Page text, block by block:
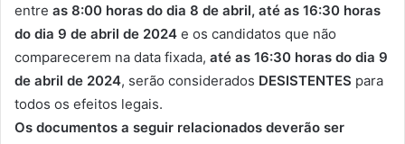
entre as 8:00 horas do dia 8 de abril, até as 16:30 horas
do dia 9 de abril de 2024 e os candidatos que não
comparecerem na data fixada, até as 16:30 horas do dia 9
de abril de 2024, serão considerados DESISTENTES para
todos os efeitos legais.
Os documentos a seguir relacionados deverão ser